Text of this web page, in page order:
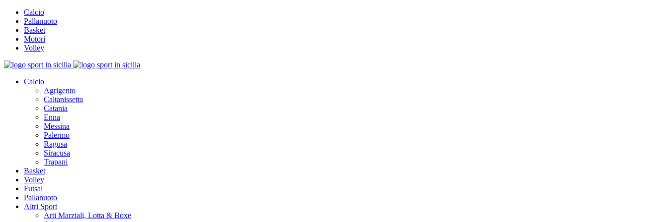
Calcio
Pallanuoto
Basket
Motori
Volley
Calcio
Agrigento
Caltanissetta
Catania
Enna
Messina
Palermo
Ragusa
Siracusa
Trapani
Basket
Volley
Futsal
Pallanuoto
Altri Sport
Arti Marziali, Lotta & Boxe